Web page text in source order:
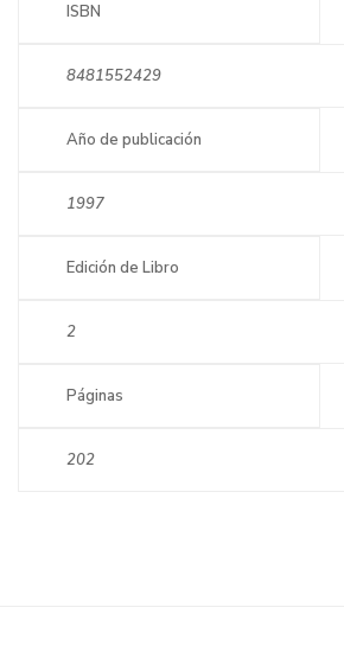
ISBN
8481552429
Año de publicación
1997
Edición de Libro
2
Páginas
202